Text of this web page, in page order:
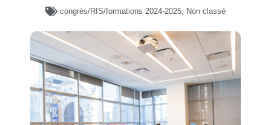
congrès/RIS/formations 2024-2025, Non classé